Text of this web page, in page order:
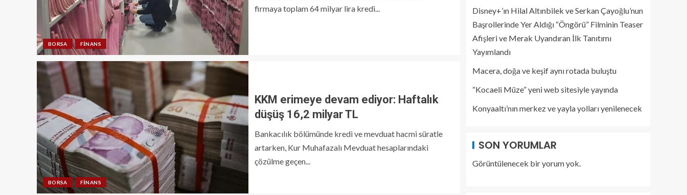
BORSA FINANS
firmaya toplam 64 milyar lira kredi...
BORSA FINANS
KKM erimeye devam ediyor: Haftalık
düşüş 16,2 milyar TL
Bankacılık bölümünde kredi ve mevduat hacmi süratle
artarken, Kur Muhafazalı Mevduat hesaplarındaki
çözülme geçen...
Disney+’ın Hilal Altınbilek ve Serkan Çayoğlu’nun
Başrollerinde Yer Aldığı “Öngörü” Filminin Teaser
Afişleri ve Merak Uyandıran İlk Tanıtımı
Yayımlandı
Macera, doğa ve keşif aynı rotada buluştu
“Kocaeli Müze” yeni web sitesiyle yayında
Konyaaltı’nın merkez ve yayla yolları yenilenecek
SON YORUMLAR
Görüntülenecek bir yorum yok.